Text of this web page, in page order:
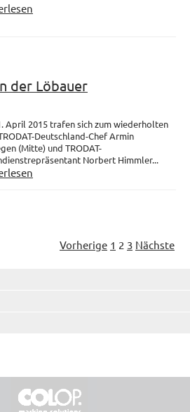
der Löbauer
April 2015 trafen sich zum wiederholten
Deutschland-Chef Armin
(Mitte) und TRODAT-
Norbert Himmler...
Vorherige 1 2 3 Nächste